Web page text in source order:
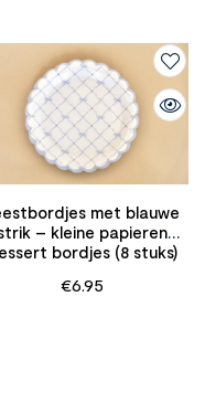
met blauwe
– kleine papieren
bordjes (8 stuks)
€6.95